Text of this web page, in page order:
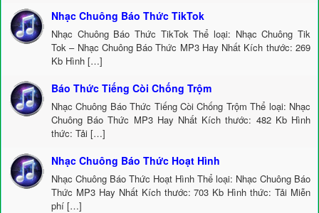
Nhạc Chuông Báo Thức TikTok
Nhạc Chuông Báo Thức TikTok Thể loại: Nhạc Chuông Tik
Tok – Nhạc Chuông Báo Thức MP3 Hay Nhất Kích thước: 269
Kb Hình […]
Báo Thức Tiếng Còi Chống Trộm
Nhạc Chuông Báo Thức Tiếng Còi Chống Trộm Thể loại: Nhạc
Chuông Báo Thức MP3 Hay Nhất Kích thước: 482 Kb Hình
thức: Tải […]
Nhạc Chuông Báo Thức Hoạt Hình
Nhạc Chuông Báo Thức Hoạt Hình Thể loại: Nhạc Chuông Báo
Thức MP3 Hay Nhất Kích thước: 703 Kb Hình thức: Tải Miễn
phí […]